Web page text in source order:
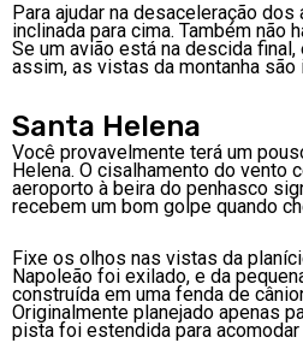
Para ajudar na desaceleração
inclinada para cima. Também não
Se um avião está na descida
assim, as vistas da montanha
Santa Helena
Você provavelmente terá um
Helena. O cisalhamento do vento
aeroporto à beira do penhasco
recebem um bom golpe quando
Fixe os olhos nas vistas da
Napoleão foi exilado, e da
construída em uma fenda de
Originalmente planejado apenas
pista foi estendida para acomodar